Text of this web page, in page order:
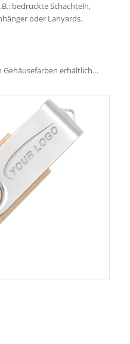
bedruckte Schachteln,
oder Lanyards.
Gehäusefarben erhältlich…